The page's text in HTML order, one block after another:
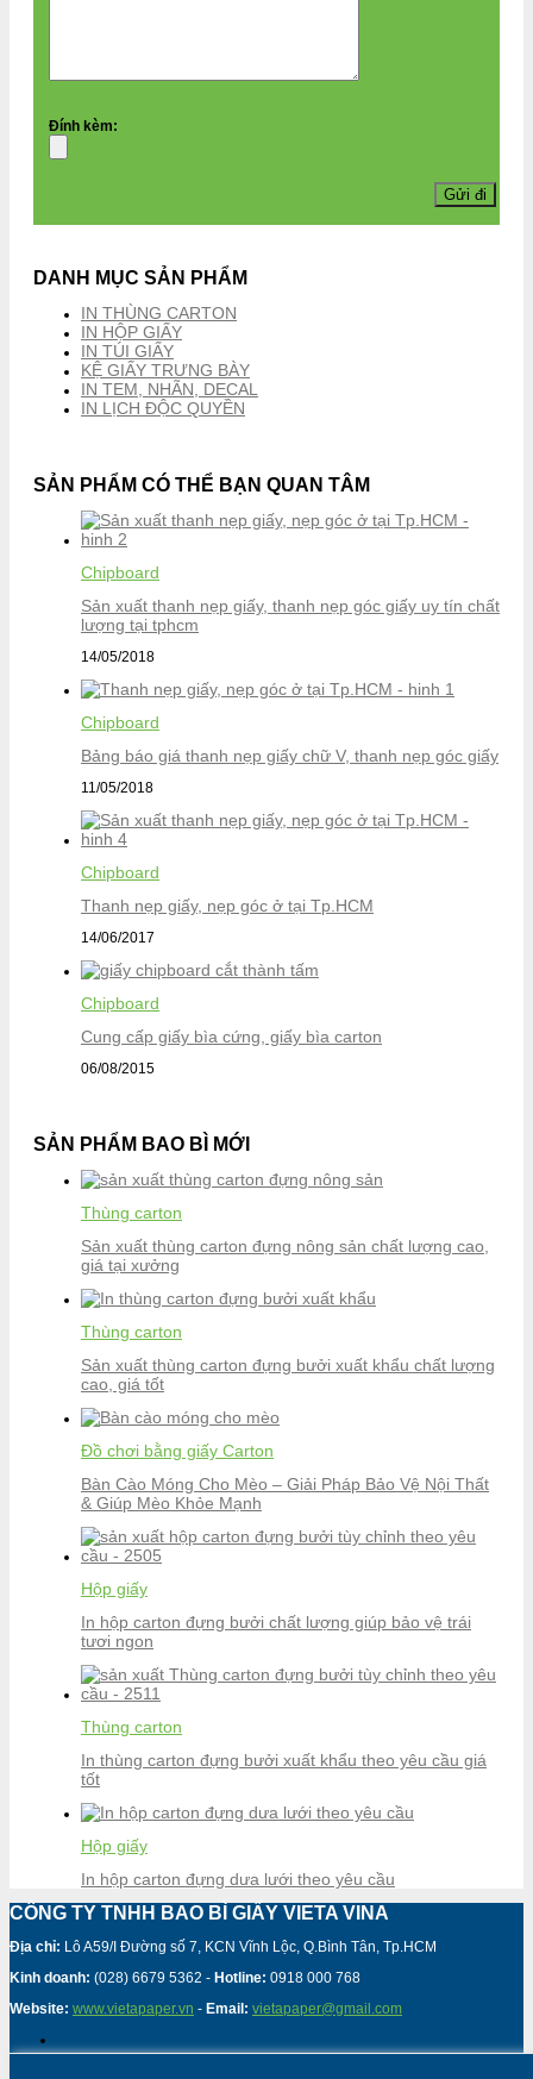
Đính kèm:
DANH MỤC SẢN PHẨM
IN THÙNG CARTON
IN HỘP GIẤY
IN TÚI GIẤY
KỆ GIẤY TRƯNG BÀY
IN TEM, NHÃN, DECAL
IN LỊCH ĐỘC QUYỀN
SẢN PHẨM CÓ THỂ BẠN QUAN TÂM
Chipboard
Sản xuất thanh nẹp giấy, thanh nẹp góc giấy uy tín chất
lượng tại tphcm
14/05/2018
Chipboard
Bảng báo giá thanh nẹp giấy chữ V, thanh nẹp góc giấy
11/05/2018
Chipboard
Thanh nẹp giấy, nẹp góc ở tại Tp.HCM
14/06/2017
Chipboard
Cung cấp giấy bìa cứng, giấy bìa carton
06/08/2015
SẢN PHẨM BAO BÌ MỚI
Thùng carton
Sản xuất thùng carton đựng nông sản chất lượng cao,
giá tại xưởng
Thùng carton
Sản xuất thùng carton đựng bưởi xuất khẩu chất lượng
cao, giá tốt
Đồ chơi bằng giấy Carton
Bàn Cào Móng Cho Mèo – Giải Pháp Bảo Vệ Nội Thất
& Giúp Mèo Khỏe Mạnh
Hộp giấy
In hộp carton đựng bưởi chất lượng giúp bảo vệ trái
tươi ngon
Thùng carton
In thùng carton đựng bưởi xuất khẩu theo yêu cầu giá
tốt
Hộp giấy
In hộp carton đựng dưa lưới theo yêu cầu
CÔNG TY TNHH BAO BÌ GIẤY VIETA VINA
Địa chỉ: Lô A59/I Đường số 7, KCN Vĩnh Lộc, Q.Bình Tân, Tp.HCM
Kinh doanh: (028) 6679 5362 - Hotline: 0918 000 768
Website: www.vietapaper.vn - Email: vietapaper@gmail.com